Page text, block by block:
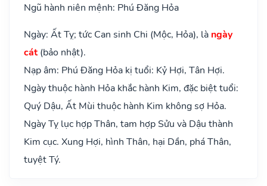
Ngũ hành niên mệnh: Phú Đăng Hỏa
Ngày: Ất Tỵ; tức Can sinh Chi (Mộc, Hỏa), là ngày
cát(bảo nhật).
Nạp âm: Phú Đăng Hỏa kị tuổi: Kỷ Hợi, Tân Hợi.
Ngày thuộc hành Hỏa khắc hành Kim, đặc biệt tuổi:
Quý Dậu, Ất Mùi thuộc hành Kim không sợ Hỏa.
Ngày Tỵ lục hợp Thân, tam hợp Sửu và Dậu thành
Kim cục. Xung Hợi, hình Thân, hại Dần, phá Thân,
tuyệt Tý.